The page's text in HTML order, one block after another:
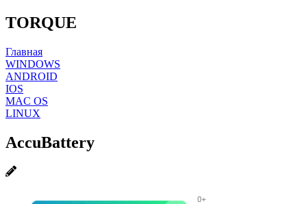
TORQUE
Главная
WINDOWS
ANDROID
IOS
MAC OS
LINUX
Accu​Battery